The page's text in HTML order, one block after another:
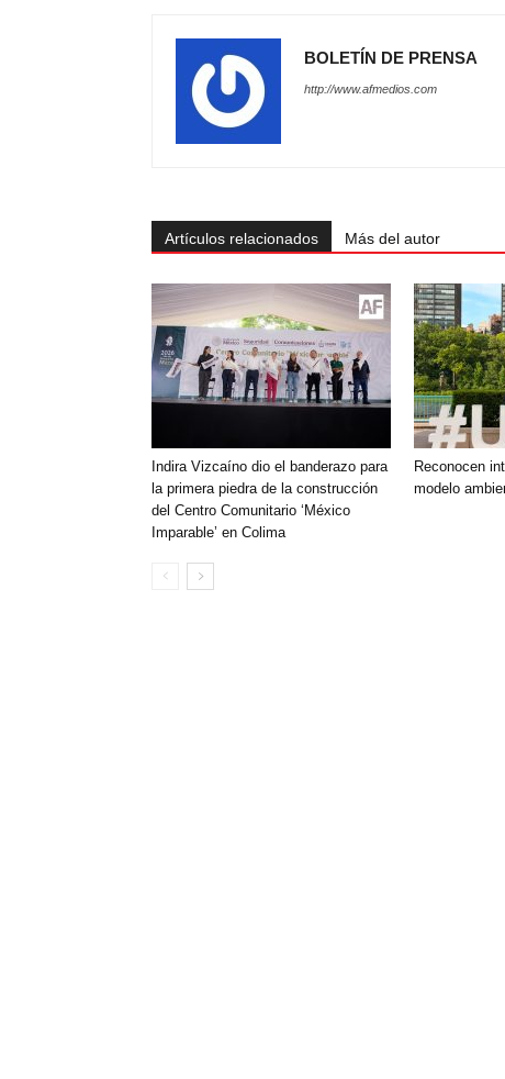
BOLETÍN DE PRENSA
http://www.afmedios.com
Artículos relacionados Más del autor
Indira Vizcaíno dio el banderazo para
la primera piedra de la construcción
del Centro Comunitario ‘México
Imparable’ en Colima
Reconocen
modelo